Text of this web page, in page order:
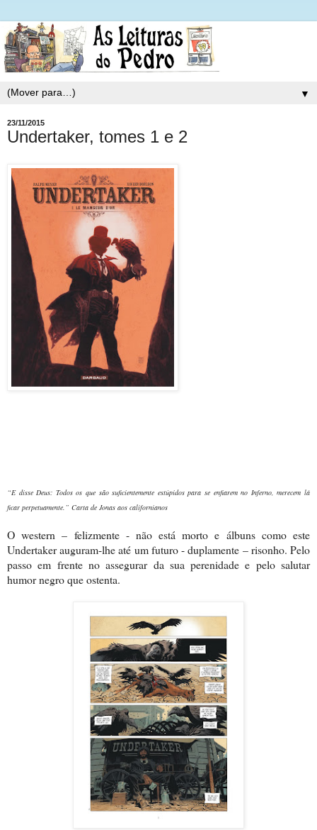
▼
23/11/2015
Undertaker, tomes 1 e 2
“E disse Deus: Todos os que são suficientemente estúpidos para se enfiarem no Inferno, merecem lá
ficar perpetuamente.” Carta de Jonas aos californianos
O western – felizmente - não está morto e álbuns como este
Undertaker auguram-lhe até um futuro - duplamente – risonho. Pelo
passo em frente no assegurar da sua perenidade e pelo salutar
humor negro que ostenta.